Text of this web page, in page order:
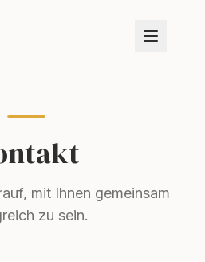
mit Ihnen gemeinsam
zu sein.